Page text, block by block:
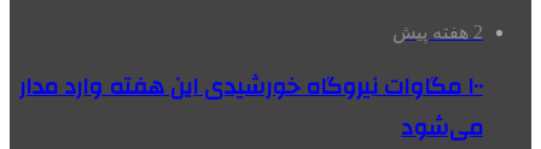
2 هفته پیش
۱۰۰ مگاوات نیروگاه‌ خورشیدی این هفته وارد مدار
می‌شود